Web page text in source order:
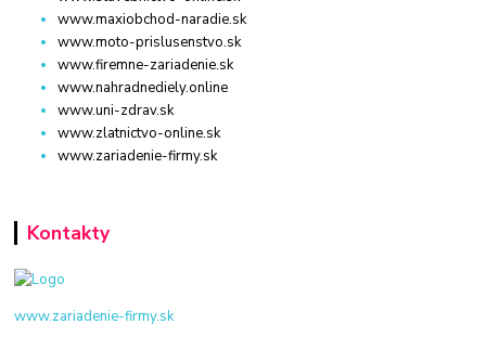
www.maxiobchod-naradie.sk
www.moto-prislusenstvo.sk
www.firemne-zariadenie.sk
www.nahradnediely.online
www.uni-zdrav.sk
www.zlatnictvo-online.sk
www.zariadenie-firmy.sk
Kontakty
www.zariadenie-firmy.sk